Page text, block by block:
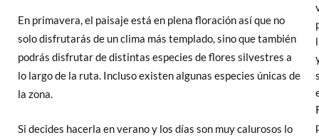
En primavera, el paisaje está en plena floración así que no
solo disfrutarás de un clima más templado, sino que también
podrás disfrutar de distintas especies de flores silvestres a
lo largo de la ruta. Incluso existen algunas especies únicas de
la zona.
Si decides hacerla en verano y los días son muy calurosos lo